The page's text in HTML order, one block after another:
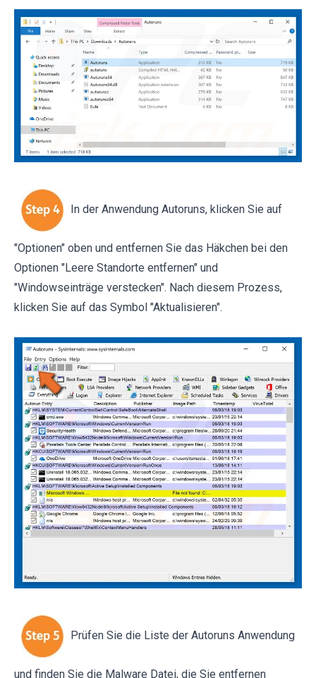
In der Anwendung Autoruns, klicken Sie auf
"Optionen" oben und entfernen Sie das Häkchen bei den
Optionen "Leere Standorte entfernen" und
"Windowseinträge verstecken". Nach diesem Prozess,
klicken Sie auf das Symbol "Aktualisieren".
Prüfen Sie die Liste der Autoruns Anwendung
und finden Sie die Malware Datei, die Sie entfernen